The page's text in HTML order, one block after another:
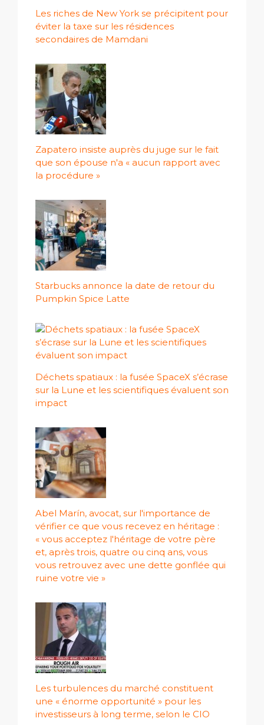
Les riches de New York se précipitent pour
éviter la taxe sur les résidences
secondaires de Mamdani
Zapatero insiste auprès du juge sur le fait
que son épouse n'a « aucun rapport avec
la procédure »
Starbucks annonce la date de retour du
Pumpkin Spice Latte
Déchets spatiaux : la fusée SpaceX s’écrase
sur la Lune et les scientifiques évaluent son
impact
Abel Marín, avocat, sur l'importance de
vérifier ce que vous recevez en héritage :
« vous acceptez l'héritage de votre père
et, après trois, quatre ou cinq ans, vous
vous retrouvez avec une dette gonflée qui
ruine votre vie »
Les turbulences du marché constituent
une « énorme opportunité » pour les
investisseurs à long terme, selon le CIO